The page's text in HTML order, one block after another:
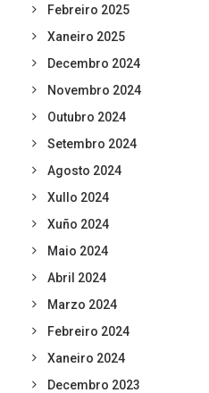
Febreiro 2025
Xaneiro 2025
Decembro 2024
Novembro 2024
Outubro 2024
Setembro 2024
Agosto 2024
Xullo 2024
Xuño 2024
Maio 2024
Abril 2024
Marzo 2024
Febreiro 2024
Xaneiro 2024
Decembro 2023